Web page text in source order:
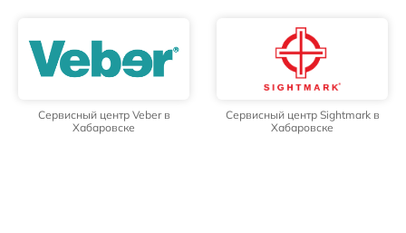
Сервисный центр Veber в
Хабаровске
Сервисный центр Sightmark в
Хабаровске